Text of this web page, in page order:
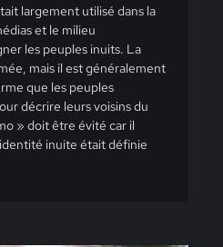
largement utilisé dans la
et le milieu
les peuples inuits. La
mais il est généralement
que les peuples
décrire leurs voisins du
» doit être évité car il
inuite était définie